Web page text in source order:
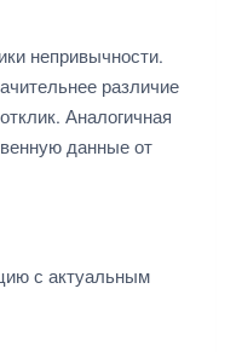
непривычности.
различие
Аналогичная
данные от
с актуальным